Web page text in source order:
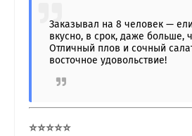
Заказывал на 8 человек —
вкусно, в срок, даже больше,
Отличный плов и сочный
восточное удовольствие!
⭐⭐⭐⭐⭐